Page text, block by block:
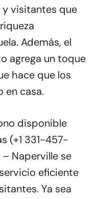
visitantes que
Además, el
agrega un toque
hace que los
en casa.
disponible
(+1 331-457-
– Naperville se
eficiente
Ya sea